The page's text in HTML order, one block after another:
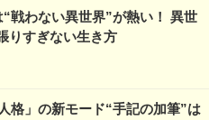
戦わない異世界”が熱い！ 異世
りすぎない生き方
格」の新モード“手記の加筆”は